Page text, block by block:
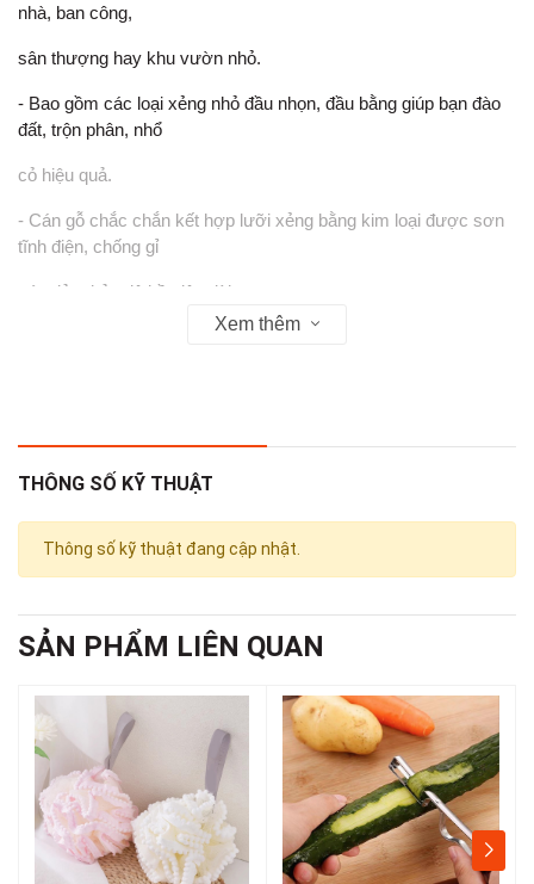
nhà, ban công,
sân thượng hay khu vườn nhỏ.
- Bao gồm các loại xẻng nhỏ đầu nhọn, đầu bằng giúp bạn đào
đất, trộn phân, nhổ
cỏ hiệu quả.
- Cán gỗ chắc chắn kết hợp lưỡi xẻng bằng kim loại được sơn
tĩnh điện, chống gỉ
sét, đảm bảo độ bền lâu dài.
- Sản phẩm nhỏ gọn, nhẹ, dễ sử dụng cho cả người lớn và trẻ
- Dễ dàng sử dụng cho các công việc làm vườn như xới đất,
gieo hạt, trồng cây,
nhổ cỏ, xúc đất trồng cây trong chậu.
- Thiết kế nhỏ gọn, linh hoạt, dễ cầm nắm và thao tác trong
- Đầu xẻng sắc bén giúp đào đất nhanh chóng và chính xác, tiết
kiệm thời gian
làm vườn.
- Tay cầm bằng gỗ không gây đau tay khi cầm nắm lâu dài.
Xem thêm
THÔNG SỐ KỸ THUẬT
Thông số kỹ thuật đang cập nhật.
SẢN PHẨM LIÊN QUAN